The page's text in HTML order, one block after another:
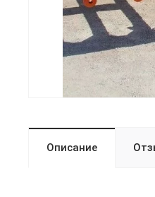
Описание